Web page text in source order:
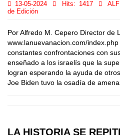
13-05-2024 Hits: 1417
de Edición
Por Alfredo M. Cepero Director de
www.lanuevanacion.com/
constantes confrontaciones con
enseñado a los israelís que la
logran esperando la ayuda de
Joe Biden tuvo la osadía de
LA HISTORIA SE